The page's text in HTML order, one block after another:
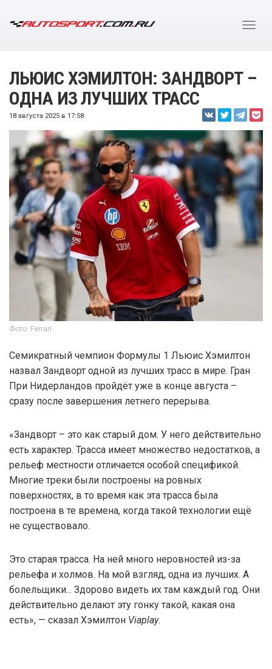
ЛЬЮИС ХЭМИЛТОН: ЗАНДВОРТ –
ОДНА ИЗ ЛУЧШИХ ТРАСС
18 августа 2025 в 17:58
Фото: Ferrari
Семикратный чемпион Формулы 1 Льюис Хэмилтон
назвал Зандворт одной из лучших трасс в мире. Гран
При Нидерландов пройдёт уже в конце августа –
сразу после завершения летнего перерыва.
«Зандворт – это как старый дом. У него действительно
есть характер. Трасса имеет множество недостатков, а
рельеф местности отличается особой спецификой.
Многие треки были построены на ровных
поверхностях, в то время как эта трасса была
построена в те времена, когда такой технологии ещё
не существовало.
Это старая трасса. На ней много неровностей из-за
рельефа и холмов. На мой взгляд, одна из лучших. А
болельщики... Здорово видеть их там каждый год. Они
действительно делают эту гонку такой, какая она
есть», — сказал Хэмилтон Viaplay.